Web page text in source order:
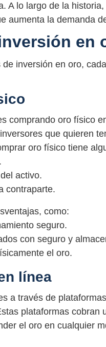
A lo largo de la
aumenta la demanda
en
inversión en oro,
comprando oro físico
que quieren
oro físico tiene
activo.
contraparte.
como:
seguro.
con seguro y
el oro.
línea
a través de
plataformas cobran
el oro en cualquier